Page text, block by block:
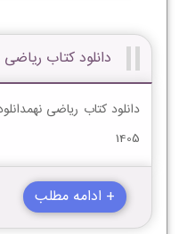
دانلود کتاب
1405
+ ادامه مطلب